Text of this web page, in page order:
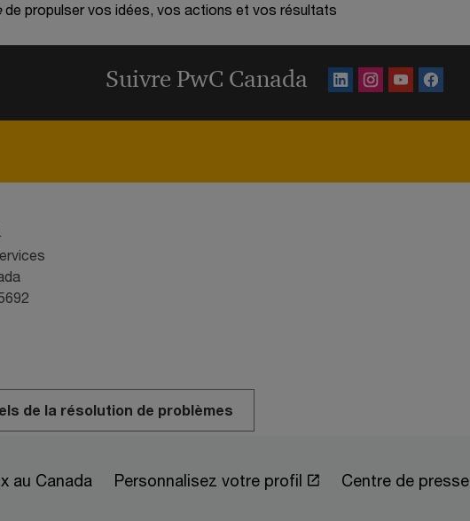
de propulser vos idées, vos actions et vos résultats
Suivre PwC Canada
de la résolution de problèmes
au Canada Personnalisez votre profil Centre de presse